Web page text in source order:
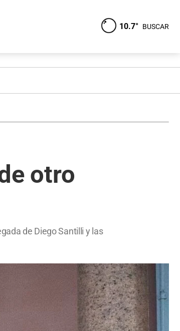
10.7° BUSCAR
otro
de Diego Santilli y las